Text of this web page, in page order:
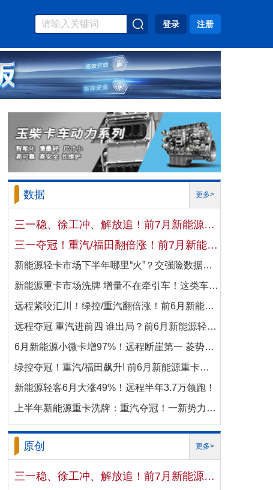
登录 注册
数据 更多>
三一稳、徐工冲、解放追！前7月新能源重卡暴涨191% 冠军易主战打响？
三一夺冠！重汽/福田翻倍涨！前7月新能源自卸车大增106%！
新能源轻卡市场下半年哪里“火”？交强险数据揭秘机会
新能源重卡市场洗牌 增量不在牵引车！这类车增速破100%
远程紧咬汇川！绿控/重汽翻倍涨！前6月新能源商用车电机十强生变！
远程夺冠 重汽进前四 谁出局？前6月新能源轻卡电机十强洗牌！
6月新能源小微卡增97%！远程断崖第一 菱势暴涨337%进前三 比亚迪杀进前七
绿控夺冠！重汽/福田飙升! 前6月新能源重卡电机十强变阵！
新能源轻客6月大涨49%！远程半年3.7万领跑！
上半年新能源重卡洗牌：重汽夺冠！一新势力千倍暴涨！
原创 更多>
三一稳、徐工冲、解放追！前7月新能源重卡暴涨191% 冠军易主战打响？